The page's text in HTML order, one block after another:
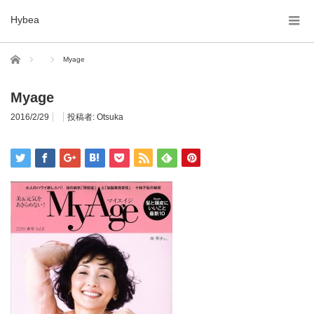
Hybea
ホーム Myage
Myage
2016/2/29 投稿者: Otsuka